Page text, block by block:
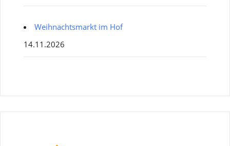
Weihnachtsmarkt im Hof
14.11.2026